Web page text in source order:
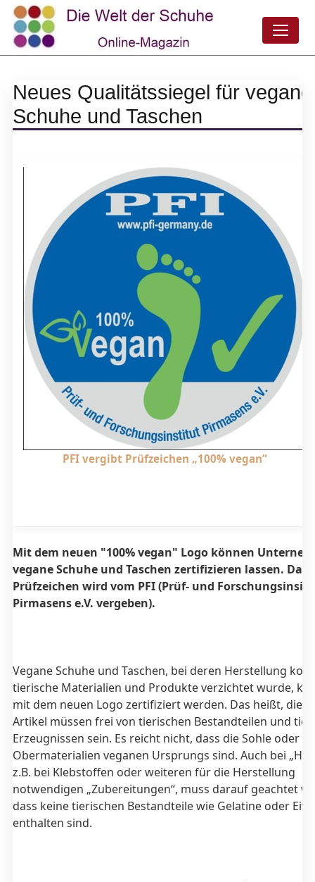
Neues Qualitätssiegel für vegane
Schuhe und Taschen
PFI vergibt Prüfzeichen „100% vegan“
Mit dem neuen "100% vegan" Logo können
vegane Schuhe und Taschen zertifizieren lassen. Das
Prüfzeichen wird vom PFI (Prüf- und
Pirmasens e.V. vergeben).
Vegane Schuhe und Taschen, bei deren Herstellung
tierische Materialien und Produkte verzichtet wurde,
mit dem neuen Logo zertifiziert werden. Das heißt, die
Artikel müssen frei von tierischen Bestandteilen und
Erzeugnissen sein. Es reicht nicht, dass die Sohle oder
Obermaterialien veganen Ursprungs sind. Auch bei
z.B. bei Klebstoffen oder weiteren für die Herstellung
notwendigen „Zubereitungen“, muss darauf geachtet
dass keine tierischen Bestandteile wie Gelatine oder
enthalten sind.